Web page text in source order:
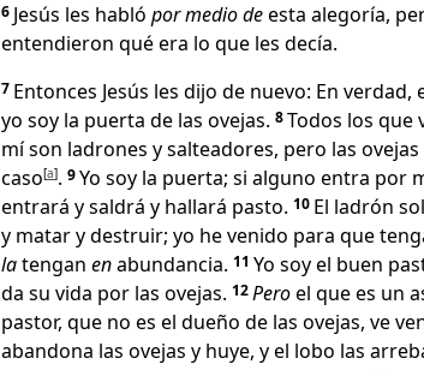
6 Jesús les habló por medio deesta alegoría,
entendieron qué era lo que les decía.
7 Entonces Jesús les dijo de nuevo: En verdad,
yo soy la puerta de las ovejas. 8Todos los que
mí son ladrones y salteadores, pero las
caso[a]. 9Yo soy la puerta; si alguno entra por
entrará y saldrá y hallará pasto. 10 El ladrón
y matar y destruir; yo he venido para que
latengan enabundancia. 11 Yo soy el buen
da su vida por las ovejas. 12Peroel que es un
pastor, que no es el dueño de las ovejas, ve
abandona las ovejas y huye, y el lobo las